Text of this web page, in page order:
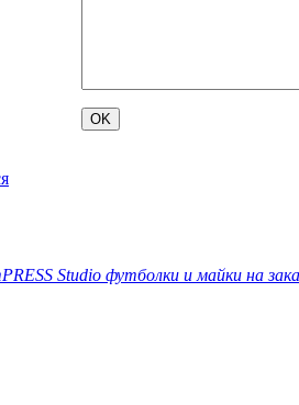
Studio футболки и майки на